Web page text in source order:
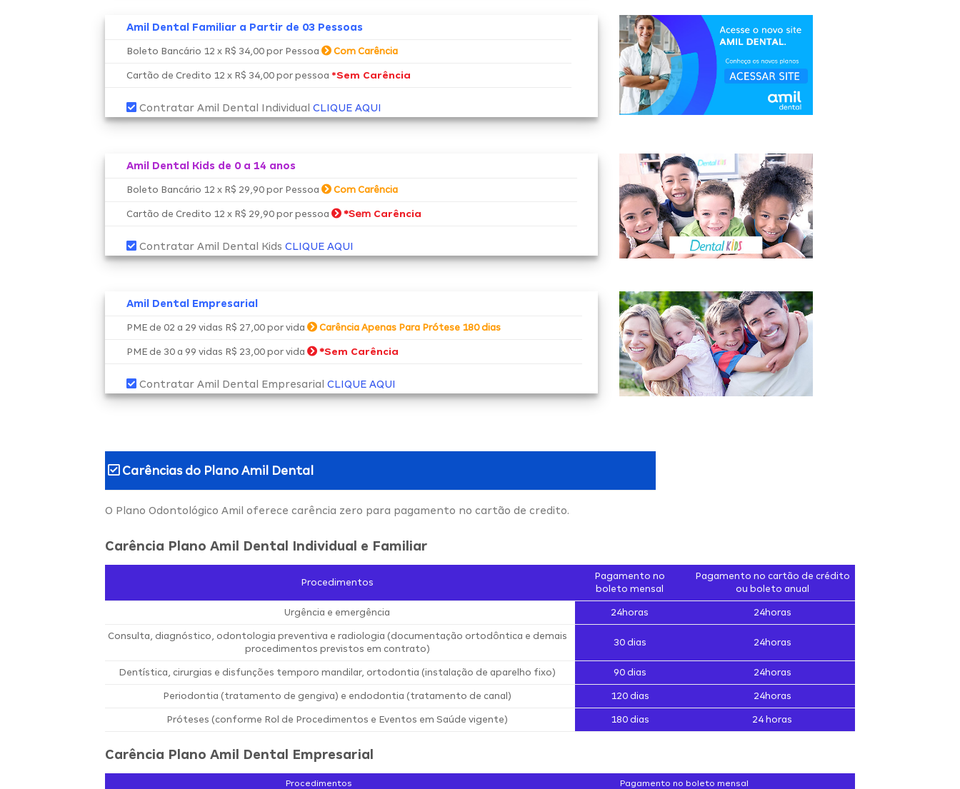
Amil Dental Familiar a Partir de 03 Pessoas
Boleto Bancário 12 x R$ 34,00 por Pessoa Com Carência
Cartão de Credito 12 x R$ 34,00 por pessoa *Sem Carência
Contratar Amil Dental Individual CLIQUE AQUI
Amil Dental Kids de 0 a 14 anos
Boleto Bancário 12 x R$ 29,90 por Pessoa Com Carência
Cartão de Credito 12 x R$ 29,90 por pessoa *Sem Carência
Contratar Amil Dental Kids CLIQUE AQUI
Amil Dental Empresarial
PME de 02 a 29 vidas R$ 27,00 por vida Carência Apenas Para Prótese 180 dias
PME de 30 a 99 vidas R$ 23,00 por vida *Sem Carência
Contratar Amil Dental Empresarial CLIQUE AQUI
Carências do Plano Amil Dental
O Plano Odontológico Amil oferece carência zero para pagamento no cartão de credito.
Carência Plano Amil Dental Individual e Familiar
Procedimentos
Pagamento no
boleto mensal
Pagamento no cartão de crédito
ou boleto anual
Urgência e emergência 24horas 24horas
Consulta, diagnóstico, odontologia preventiva e radiologia (documentação ortodôntica e demais
procedimentos previstos em contrato)
30 dias 24horas
Dentística, cirurgias e disfunções temporo mandilar, ortodontia (instalação de aparelho fixo) 90 dias 24horas
Periodontia (tratamento de gengiva) e endodontia (tratamento de canal) 120 dias 24horas
Próteses (conforme Rol de Procedimentos e Eventos em Saúde vigente) 180 dias 24 horas
Carência Plano Amil Dental Empresarial
Procedimentos Pagamento no boleto mensal